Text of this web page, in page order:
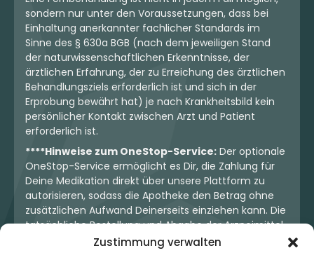
Zustimmung verwalten
sondern nur unter den Voraussetzungen, dass bei
Einhaltung anerkannter fachlicher Standards im
Sinne des § 630a BGB (nach dem jeweiligen Stand
der naturwissenschaftlichen Erkenntnisse, der
ärztlichen Erfahrung, der zu Erreichung des ärztlichen
Behandlungsziels erforderlich ist und sich in der
Erprobung bewährt hat) je nach Krankheitsbild kein
persönlicher Kontakt zwischen Arzt und Patient
erforderlich ist.
****Hinweise zum OneStop-Service: Der optionale
OneStop-Service ermöglicht es Dir, die Zahlung für
Deine Medikation direkt über unsere Plattform zu
autorisieren, sodass die Apotheke den Betrag ohne
zusätzlichen Aufwand Deinerseits einziehen kann. Die
tatsächliche Bestellung und Abgabe der Arzneimittel
erfolgt jedoch ausschließlich über die jeweilige